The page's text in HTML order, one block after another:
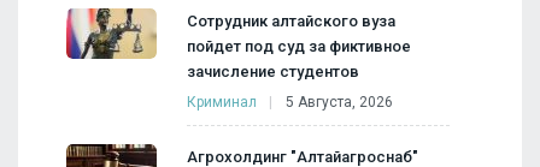
Сотрудник алтайского вуза
пойдет под суд за фиктивное
зачисление студентов
Криминал 5 Августа, 2026
Агрохолдинг "Алтайагроснаб"